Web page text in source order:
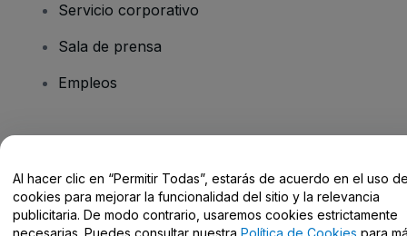
Servicio corporativo
Sala de prensa
Empleos
Centro de Ayuda / Contacto
Al hacer clic en “Permitir Todas”, estarás de acuerdo en el uso
cookies para mejorar la funcionalidad del sitio y la relevancia
publicitaria. De modo contrario, usaremos cookies estrictamente
necesarias. Puedes consultar nuestra Política de Cookies para